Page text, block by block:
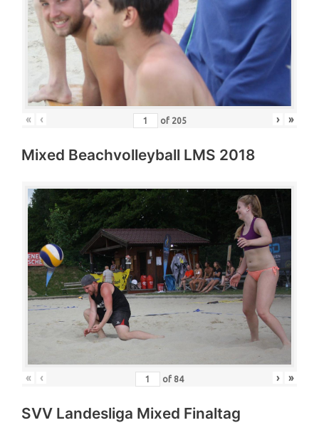
« ‹ of 205 › »
Mixed Beachvolleyball LMS 2018
« ‹ of 84 › »
SVV Landesliga Mixed Finaltag